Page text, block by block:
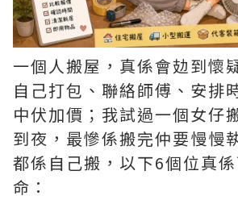
一個人搬屋，真係會攰到
自己打包、聯絡師傅、安排
中伏加價；我試過一個女仔
到夜，最慘係搬完仲要慢慢
都係自己搬，以下6個位真
命：